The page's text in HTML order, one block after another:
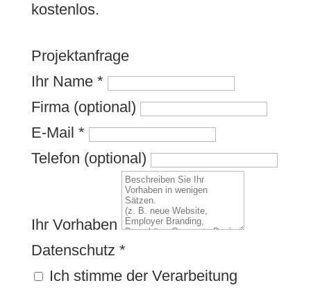
kostenlos.
Projektanfrage
Ihr Name *
Firma (optional)
E-Mail *
Telefon (optional)
Ihr Vorhaben
Datenschutz *